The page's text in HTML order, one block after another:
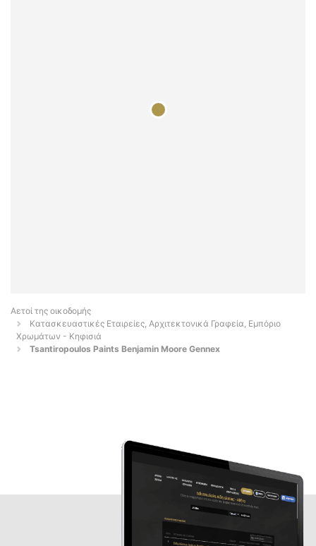
Αετοί της οικοδομής
Κατασκευαστικές Εταιρείες, Αρχιτεκτονικά Γραφεία, Εμπόριο
Χρωμάτων - Κηφισιά
Tsantiropoulos Paints Benjamin Moore Gennex